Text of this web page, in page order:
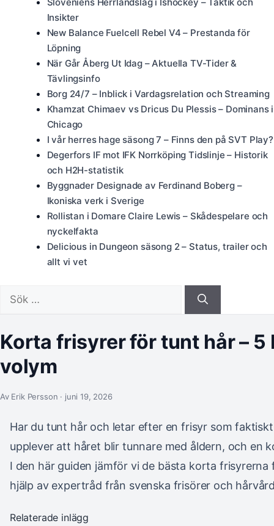
Insikter
New Balance Fuelcell Rebel V4 – Prestanda för
Löpning
När Går Åberg Ut Idag – Aktuella TV-Tider &
Tävlingsinfo
Borg 24/7 – Inblick i Vardagsrelation och Streaming
Khamzat Chimaev vs Dricus Du Plessis – Dominans i
Chicago
I vår herres hage säsong 7 – Finns den på SVT Play?
Degerfors IF mot IFK Norrköping Tidslinje – Historik
och H2H-statistik
Byggnader Designade av Ferdinand Boberg –
Ikoniska verk i Sverige
Rollistan i Domare Claire Lewis – Skådespelare och
nyckelfakta
Delicious in Dungeon säsong 2 – Status, trailer och
allt vi vet
efter:
Korta frisyrer för tunt hår –
volym
Av Erik Persson · juni 19, 2026
Har du tunt hår och letar efter en frisyr som
upplever att håret blir tunnare med åldern, och en
I den här guiden jämför vi de bästa korta
hjälp av expertråd från svenska frisörer och
Relaterade inlägg